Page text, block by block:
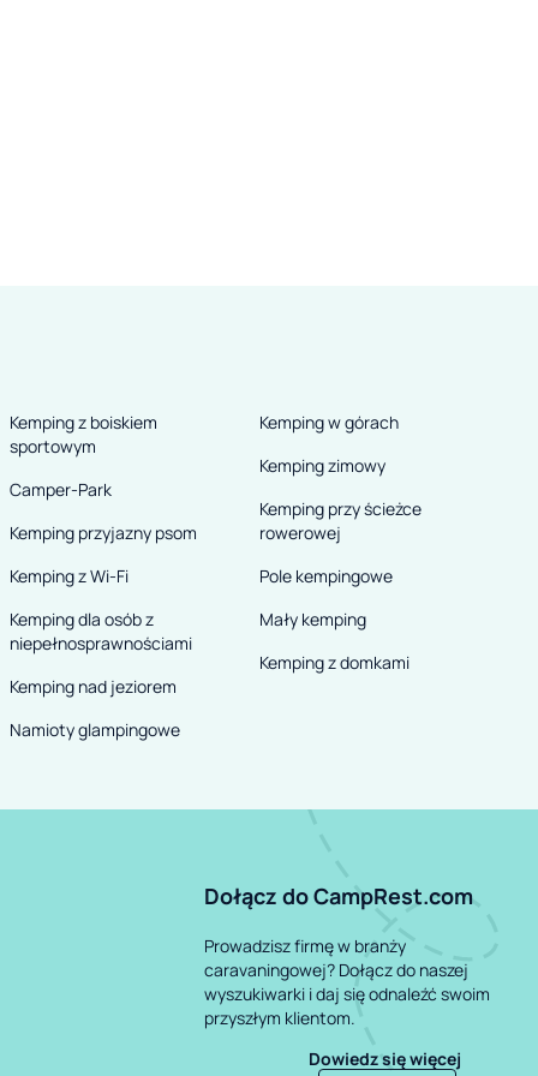
Kemping z boiskiem
sportowym
Camper-Park
Kemping przyjazny psom
Kemping z Wi-Fi
Kemping dla osób z
niepełnosprawnościami
Kemping nad jeziorem
Namioty glampingowe
Kemping w górach
Kemping zimowy
Kemping przy ścieżce
rowerowej
Pole kempingowe
Mały kemping
Kemping z domkami
Dołącz do CampRest.com
Prowadzisz firmę w branży
caravaningowej? Dołącz do naszej
wyszukiwarki i daj się odnaleźć swoim
przyszłym klientom.
Dowiedz się więcej